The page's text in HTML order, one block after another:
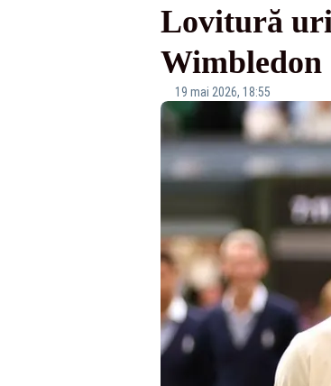
Lovitură
Wimbledon
19 mai 2026, 18:55